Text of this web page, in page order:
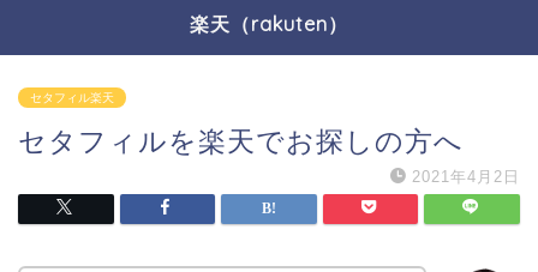
楽天（rakuten）
セタフィル楽天
セタフィルを楽天でお探しの方へ
2021年4月2日